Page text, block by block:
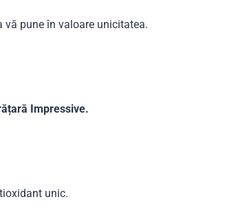
vă pune în valoare unicitatea.
Impressive.
unic.